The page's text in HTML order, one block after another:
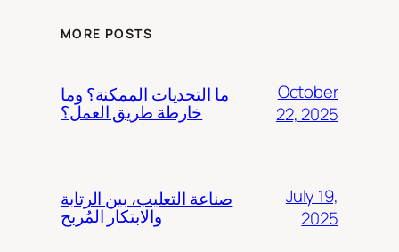
MORE POSTS
ما التحديات الممكنة؟ وما
خارطة طريق العمل؟
October
22, 2025
صناعة التعليب، بين الرتابة
والابتكار المُربح
July 19,
2025